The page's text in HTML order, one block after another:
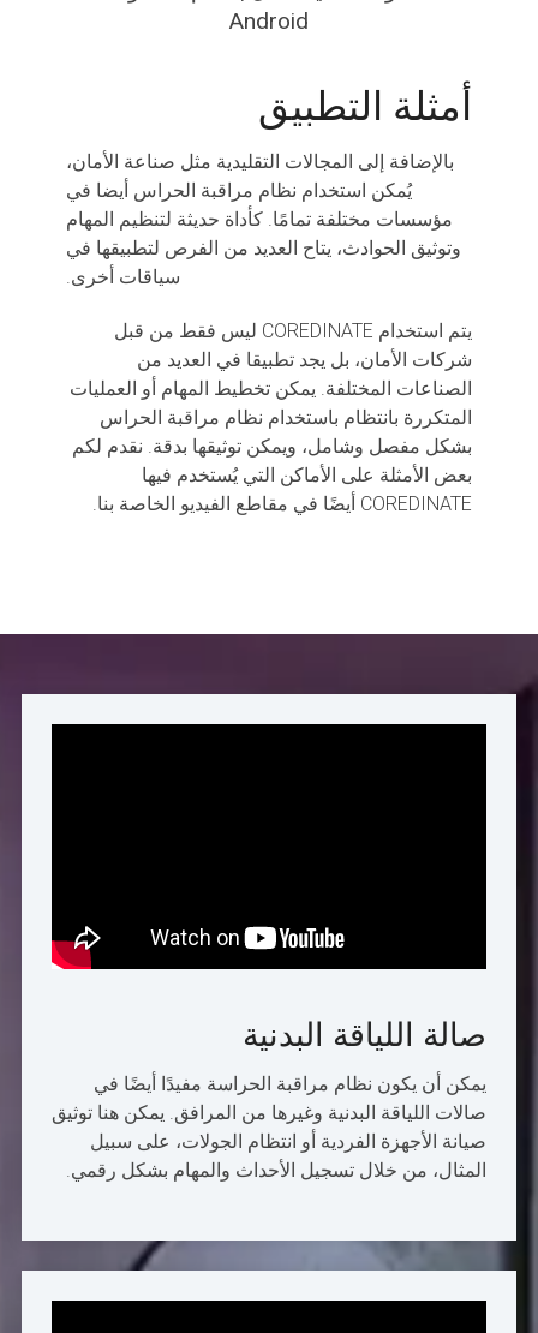
Android
أمثلة التطبيق
بالإضافة إلى المجالات التقليدية مثل صناعة الأمان،
يُمكن استخدام نظام مراقبة الحراس أيضا في
مؤسسات مختلفة تمامًا. كأداة حديثة لتنظيم المهام
وتوثيق الحوادث، يتاح العديد من الفرص لتطبيقها في
سياقات أخرى.
يتم استخدام COREDINATE ليس فقط من قبل
شركات الأمان، بل يجد تطبيقا في العديد من
الصناعات المختلفة. يمكن تخطيط المهام أو العمليات
المتكررة بانتظام باستخدام نظام مراقبة الحراس
بشكل مفصل وشامل، ويمكن توثيقها بدقة. نقدم لكم
بعض الأمثلة على الأماكن التي يُستخدم فيها
COREDINATE أيضًا في مقاطع الفيديو الخاصة بنا.
صالة اللياقة البدنية
يمكن أن يكون نظام مراقبة الحراسة مفيدًا أيضًا في
صالات اللياقة البدنية وغيرها من المرافق. يمكن هنا توثيق
صيانة الأجهزة الفردية أو انتظام الجولات، على سبيل
المثال، من خلال تسجيل الأحداث والمهام بشكل رقمي.